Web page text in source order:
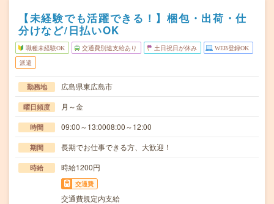
【未経験でも活躍できる！】梱包・出荷・仕
分けなど/日払いOK
職種未経験OK 交通費別途支給あり 土日祝日が休み WEB登録OK
派遣
勤務地 広島県東広島市
曜日頻度 月～金
時間 09:00～13:0008:00～12:00
期間 長期でお仕事できる方、大歓迎！
時給 時給1200円
交通費
交通費規定内支給